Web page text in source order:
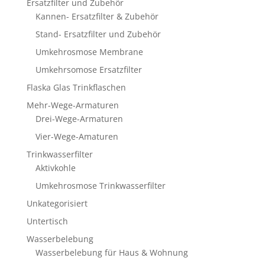
Ersatzfilter und Zubehör
Kannen- Ersatzfilter & Zubehör
Stand- Ersatzfilter und Zubehör
Umkehrosmose Membrane
Umkehrsomose Ersatzfilter
Flaska Glas Trinkflaschen
Mehr-Wege-Armaturen
Drei-Wege-Armaturen
Vier-Wege-Amaturen
Trinkwasserfilter
Aktivkohle
Umkehrosmose Trinkwasserfilter
Unkategorisiert
Untertisch
Wasserbelebung
Wasserbelebung für Haus & Wohnung